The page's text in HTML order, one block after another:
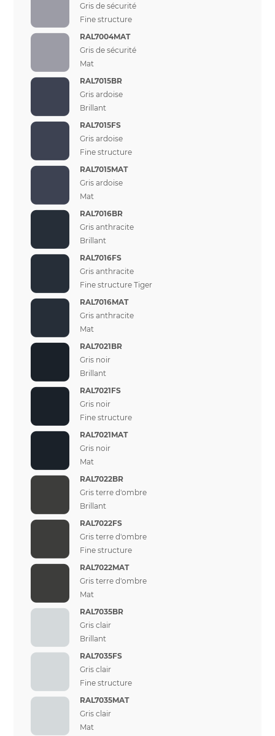
Gris de sécurité
Fine structure
RAL7004MAT
Gris de sécurité
Mat
RAL7015BR
Gris ardoise
Brillant
RAL7015FS
Gris ardoise
Fine structure
RAL7015MAT
Gris ardoise
Mat
RAL7016BR
Gris anthracite
Brillant
RAL7016FS
Gris anthracite
Fine structure Tiger
RAL7016MAT
Gris anthracite
Mat
RAL7021BR
Gris noir
Brillant
RAL7021FS
Gris noir
Fine structure
RAL7021MAT
Gris noir
Mat
RAL7022BR
Gris terre d'ombre
Brillant
RAL7022FS
Gris terre d'ombre
Fine structure
RAL7022MAT
Gris terre d'ombre
Mat
RAL7035BR
Gris clair
Brillant
RAL7035FS
Gris clair
Fine structure
RAL7035MAT
Gris clair
Mat